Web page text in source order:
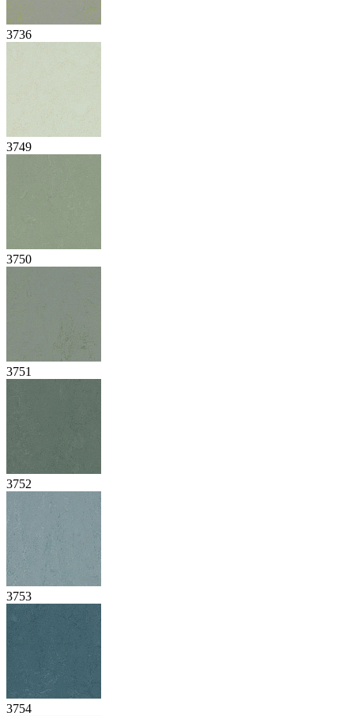
3736
3749
3750
3751
3752
3753
3754